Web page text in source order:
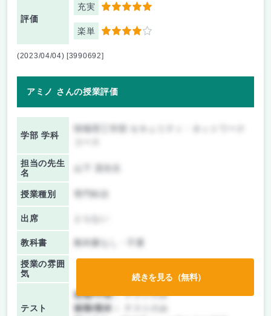
評価
充実 5
楽単 4
(2023/04/04) [3990692]
アミノ さんの授業評価
学部 学科
情報理工学部 セキュリティ・ネットワーク
担当の先生
名
授業種別
出席
教科書 教科書なし・不要
授業の雰囲
気
テスト
前期/中間：テストのみ
後期/期末：
続きを見る（無料）